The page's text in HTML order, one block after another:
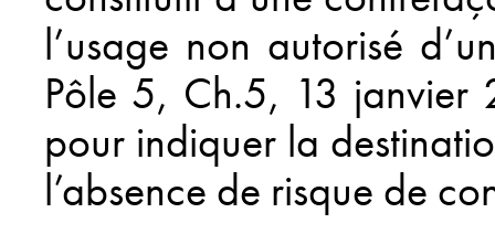
l’usage non autorisé
Pôle 5, Ch.5, 13 janvier
pour indiquer la
l’absence de risque de